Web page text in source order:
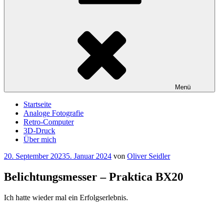
Menü
Startseite
Analoge Fotografie
Retro-Computer
3D-Druck
Über mich
Veröffentlicht
20. September 20235. Januar 2024 von Oliver Seidler
Belichtungsmesser – Praktica BX20
Ich hatte wieder mal ein Erfolgserlebnis.